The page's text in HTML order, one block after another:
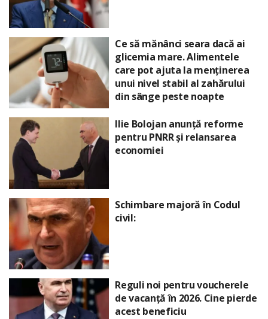
Ce să mănânci seara dacă ai
glicemia mare. Alimentele
care pot ajuta la menținerea
unui nivel stabil al zahărului
din sânge peste noapte
Ilie Bolojan anunță reforme
pentru PNRR și relansarea
economiei
Schimbare majoră în Codul
civil:
Reguli noi pentru voucherele
de vacanță în 2026. Cine pierde
acest beneficiu